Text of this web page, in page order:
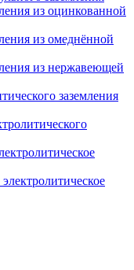
из оцинкованной
из омеднённой
из нержавеющей
заземления